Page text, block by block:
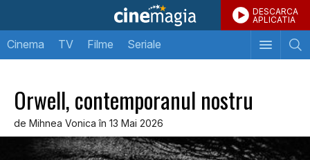
DESCARCA
APLICATIA
Cinema TV Filme Seriale
Orwell, contemporanul nostru
de Mihnea Vonica în 13 Mai 2026